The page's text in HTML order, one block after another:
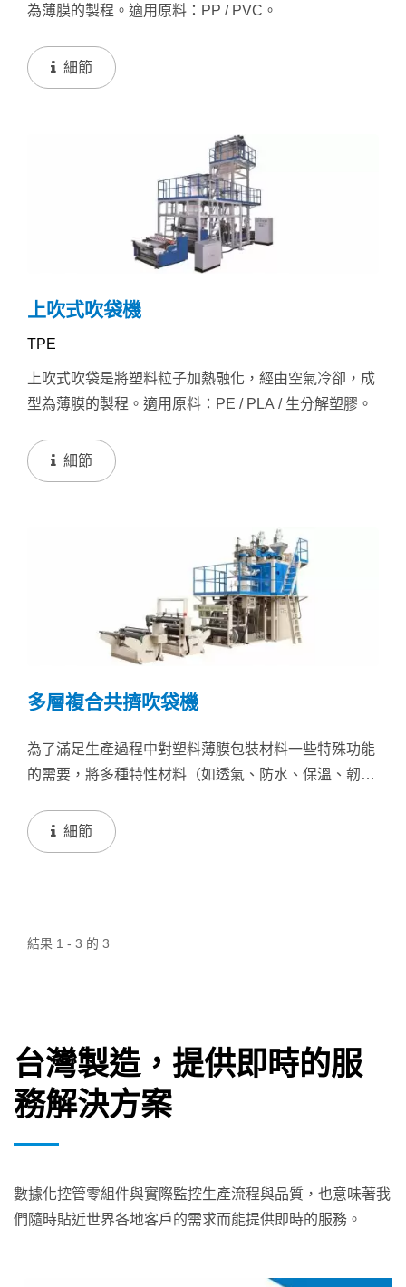
為薄膜的製程。適用原料：PP / PVC。
細節
上吹式吹袋機
TPE
上吹式吹袋是將塑料粒子加熱融化，經由空氣冷卻，成
型為薄膜的製程。適用原料：PE / PLA / 生分解塑膠。
細節
多層複合共擠吹袋機
為了滿足生產過程中對塑料薄膜包裝材料一些特殊功能
的需要，將多種特性材料（如透氣、防水、保溫、韌性
了多層共擠吹膜機。適用原料：PP...
細節
結果 1 - 3 的 3
台灣製造，提供即時的服
務解決方案
數據化控管零組件與實際監控生產流程與品質，也意味著我
們隨時貼近世界各地客戶的需求而能提供即時的服務。